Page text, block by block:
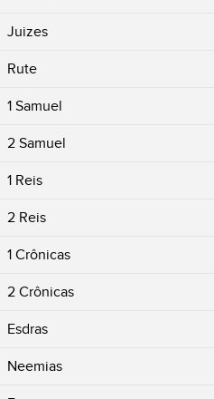
Juizes
Rute
1 Samuel
2 Samuel
1 Reis
2 Reis
1 Crônicas
2 Crônicas
Esdras
Neemias